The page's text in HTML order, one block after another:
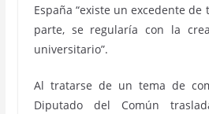
España “existe un excedente de
parte, se regularía con la
universitario”.
Al tratarse de un tema de
Diputado del Común